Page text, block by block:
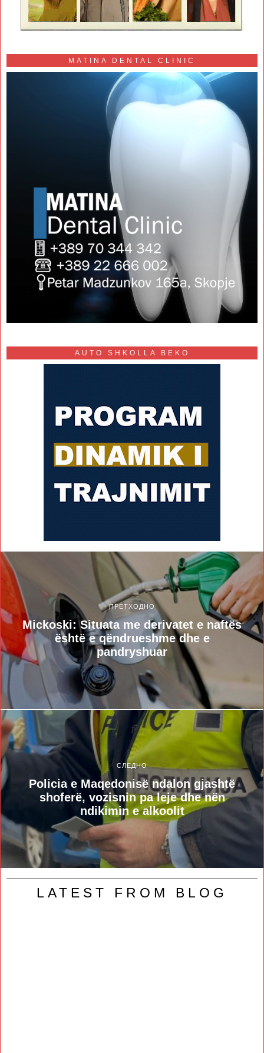
MATINA DENTAL CLINIC
AUTO SHKOLLA BEKO
ПРЕТХОДНО
Mickoski: Situata me derivatet e naftës
është e qëndrueshme dhe e
pandryshuar
СЛЕДНО
Policia e Maqedonisë ndalon gjashtë
shoferë, vozisnin pa leje dhe nën
ndikimin e alkoolit
LATEST FROM BLOG